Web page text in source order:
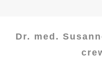
Dr. med.